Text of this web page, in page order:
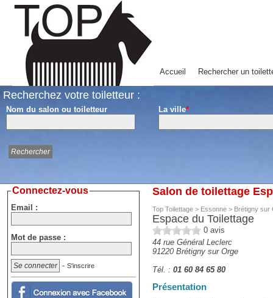
Accueil Rechercher un
Recherchez votre toiletteur :
Nom du salon ou toiletteur La ville*
Salon de toilettage
Top Toilettage > Essonne > Brétigny sur
Espace du Toilettage
0 avis
44 rue Général Leclerc
91220 Brétigny sur Orge
Tél. : 01 60 84 65 80
Présentation
Connectez-vous
Email :
Mot de passe :
- S'inscrire